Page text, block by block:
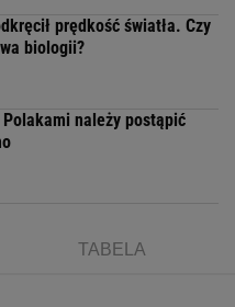
prędkość światła. Czy
biologii?
należy postąpić
TABELA